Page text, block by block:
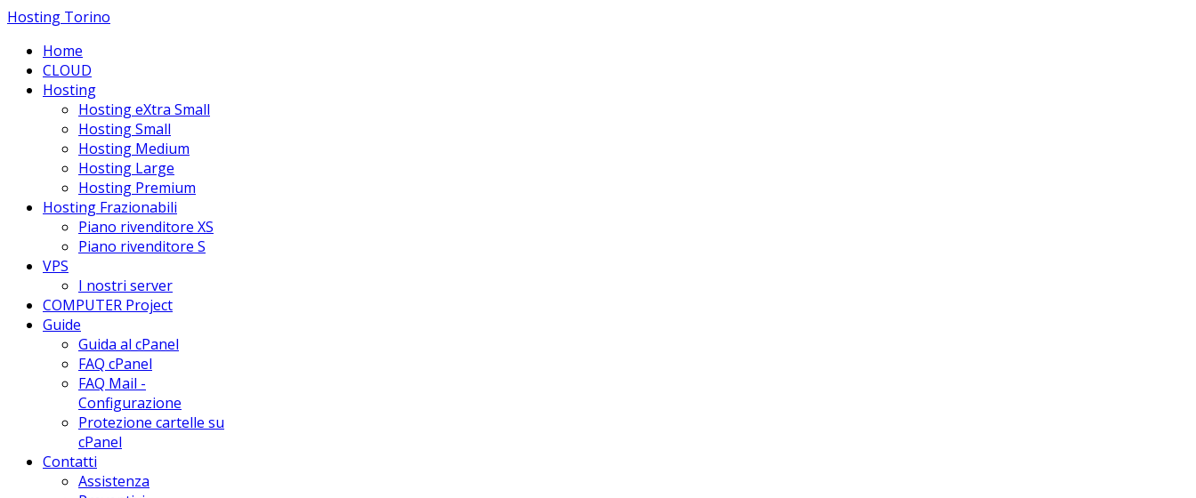
Hosting Torino
Home
CLOUD
Hosting
Hosting eXtra Small
Hosting Small
Hosting Medium
Hosting Large
Hosting Premium
Hosting Frazionabili
Piano rivenditore XS
Piano rivenditore S
VPS
I nostri server
COMPUTER Project
Guide
Guida al cPanel
FAQ cPanel
FAQ Mail -
Configurazione
Protezione cartelle su
cPanel
Contatti
Assistenza